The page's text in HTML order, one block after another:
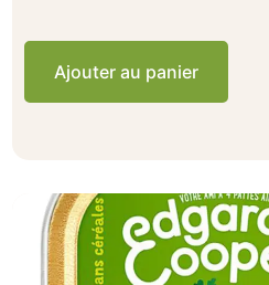
Ajouter au panier